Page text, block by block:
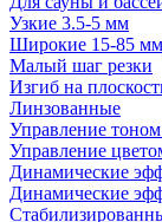
Узкие 3.5-5 мм
Широкие 15-85 мм
Малый шаг резки
Изгиб на
Линзованные
Управление
Управление
Динамические
Динамические